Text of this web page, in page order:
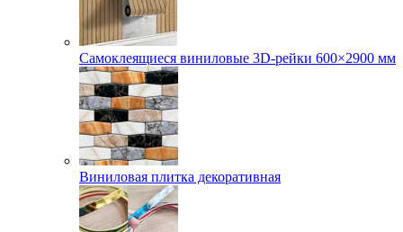
Самоклеящиеся виниловые 3D‑рейки 600×2900 мм
Виниловая плитка декоративная